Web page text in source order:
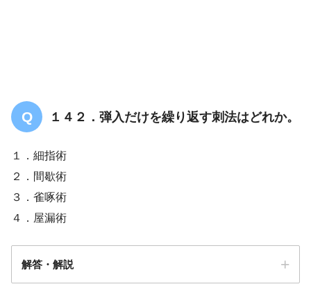
１４２．弾入だけを繰り返す刺法はどれか。
１．細指術
２．間歇術
３．雀啄術
４．屋漏術
解答・解説